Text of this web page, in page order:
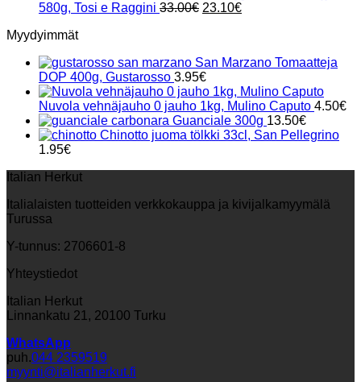
580g, Tosi e Raggini 33.00€ Alkuperäinen
23.10€Nykyinen
Myydyimmät
San Marzano Tomaatteja
DOP 400g, Gustarosso 3.95€
Nuvola vehnäjauho 0 jauho 1kg, Mulino Caputo 4.50€
Guanciale 300g 13.50€
Chinotto juoma tölkki 33cl, San Pellegrino
1.95€
Italian Herkut
Italialaisten tuotteiden verkkokauppa ja kivijalkamyymälä
Turussa
Y-tunnus: 2706601-8
Yhteystiedot
Italian Herkut
Linnankatu 21, 20100 Turku
WhatsApp
puh.044 2359519
myynti@italianherkut.fi